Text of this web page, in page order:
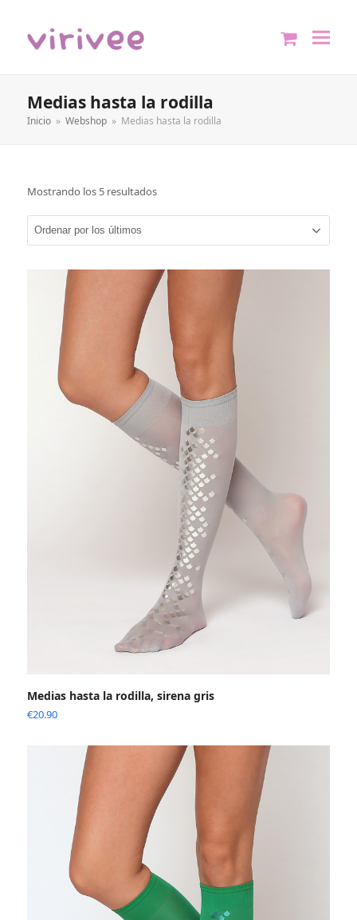
Medias hasta la rodilla
Inicio » Webshop » Medias hasta la rodilla
Mostrando los 5 resultados
Medias hasta la rodilla, sirena gris
€20.90